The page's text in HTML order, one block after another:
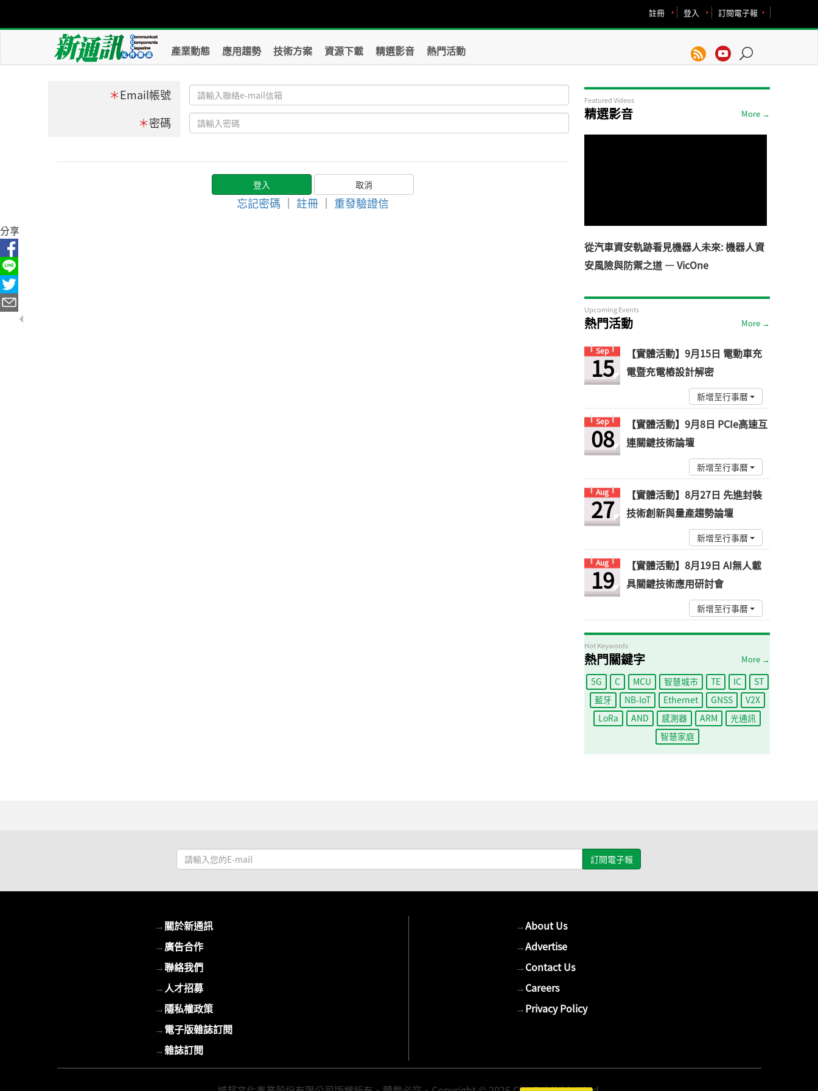
訂閱電子報
登入
註冊
產業動態 應用趨勢 技術方案 資源下載 精選影音 熱門活動
＊Email帳號
＊密碼
忘記密碼 ｜ 註冊 ｜ 重發驗證信
Featured Videos
精選影音 More →
從汽車資安軌跡看見機器人未來: 機器人資
安風險與防禦之道 — VicOne
Upcoming Events
熱門活動 More →
Sep
15
【實體活動】9月15日 電動車充
電暨充電樁設計解密
新增至行事曆
Sep
08
【實體活動】9月8日 PCIe高速互
連關鍵技術論壇
新增至行事曆
Aug
27
【實體活動】8月27日 先進封裝
技術創新與量產趨勢論壇
新增至行事曆
Aug
19
【實體活動】8月19日 AI無人載
具關鍵技術應用研討會
新增至行事曆
Hot Keywords
熱門關鍵字 More →
5G C MCU 智慧城市 TE IC
ST
藍牙
NB-IoT Ethernet GNSS
V2X
LoRa
AND 感測器 ARM
光通訊
智慧家庭
請
輸
E-
mail
分享
→關於新通訊
→廣告合作
→聯絡我們
→人才招募
→隱私權政策
→電子版雜誌訂閱
→雜誌訂閱
→About Us
→Advertise
→Contact Us
→Careers
→Privacy Policy